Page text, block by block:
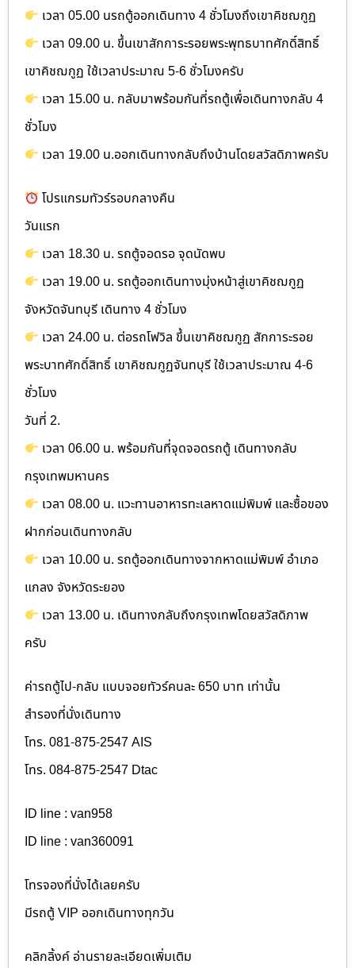
เวลา 05.00 นรถตู้ออกเดินทาง 4 ชั่วโมงถึงเขาคิชฌกูฏ
เวลา 09.00 น. ขึ้นเขาสักการะรอยพระพุทธบาทศักดิ์สิทธิ์
เขาคิชฌกูฏ ใช้เวลาประมาณ 5-6 ชั่วโมงครับ
เวลา 15.00 น. กลับมาพร้อมกันที่รถตู้เพื่อเดินทางกลับ 4
ชั่วโมง
เวลา 19.00 น.ออกเดินทางกลับถึงบ้านโดยสวัสดิภาพครับ
โปรแกรมทัวร์รอบกลางคืน
วันแรก
เวลา 18.30 น. รถตู้จอดรอ จุดนัดพบ
เวลา 19.00 น. รถตู้ออกเดินทางมุ่งหน้าสู่เขาคิชฌกูฏ
จังหวัดจันทบุรี เดินทาง 4 ชั่วโมง
เวลา 24.00 น. ต่อรถโฟวิล ขึ้นเขาคิชฌกูฏ สักการะรอย
พระบาทศักดิ์สิทธิ์ เขาคิชฌกูฏจันทบุรี ใช้เวลาประมาณ 4-6
ชั่วโมง
วันที่ 2.
เวลา 06.00 น. พร้อมกันที่จุดจอดรถตู้ เดินทางกลับ
กรุงเทพมหานคร
เวลา 08.00 น. แวะทานอาหารทะเลหาดแม่พิมพ์ และซื้อของ
ฝากก่อนเดินทางกลับ
เวลา 10.00 น. รถตู้ออกเดินทางจากหาดแม่พิมพ์ อำเภอ
แกลง จังหวัดระยอง
เวลา 13.00 น. เดินทางกลับถึงกรุงเทพโดยสวัสดิภาพ
ครับ
ค่ารถตู้ไป-กลับ แบบจอยทัวร์คนละ 650 บาท เท่านั้น
สำรองที่นั่งเดินทาง
โทร. 081-875-2547 AIS
โทร. 084-875-2547 Dtac
ID line : van958
ID line : van360091
โทรจองที่นั่งได้เลยครับ
มีรถตู้ VIP ออกเดินทางทุกวัน
คลิกลิ้งค์ อ่านรายละเอียดเพิ่มเติม